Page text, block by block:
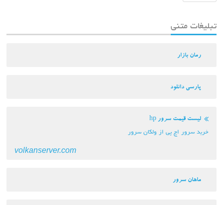
تبلیغات متنی
رمان بازار
پارسی دانلود
لیست قیمت سرور hp
خرید سرور اچ پی از ولکان سرور
volkanserver.com
ماهان سرور